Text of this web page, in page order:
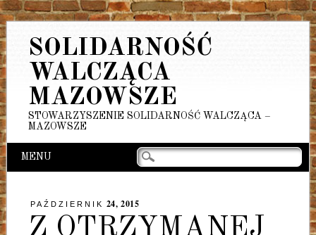
SOLIDARNOŚĆ
WALCZĄCA
MAZOWSZE
STOWARZYSZENIE SOLIDARNOŚĆ WALCZĄCA –
MAZOWSZE
Main menu
Skip
to
content
MENU
PAŹDZIERNIK 24, 2015
Z OTRZYMANEJ